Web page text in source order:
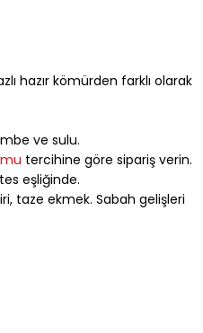
hazır kömürden farklı olarak
ve sulu.
tercihine göre sipariş verin.
eşliğinde.
taze ekmek. Sabah gelişleri